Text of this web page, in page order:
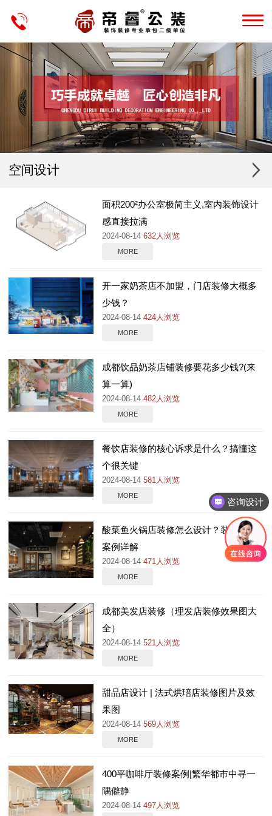
空间设计
面积200²办公室极简主义,室内装饰设计
感直接拉满
2024-08-14 632人浏览
MORE
开一家奶茶店不加盟，门店装修大概多
少钱？
2024-08-14 424人浏览
MORE
成都饮品奶茶店铺装修要花多少钱?(来
算一算)
2024-08-14 482人浏览
MORE
餐饮店装修的核心诉求是什么？搞懂这
个很关键
2024-08-14 581人浏览
MORE
酸菜鱼火锅店装修怎么设计？装修设计
案例详解
2024-08-14 471人浏览
MORE
成都美发店装修（理发店装修效果图大
全）
2024-08-14 521人浏览
MORE
甜品店设计 | 法式烘琣店装修图片及效
果图
2024-08-14 569人浏览
MORE
400平咖啡厅装修案例|繁华都市中寻一
隅僻静
2024-08-14 497人浏览
咨询设计